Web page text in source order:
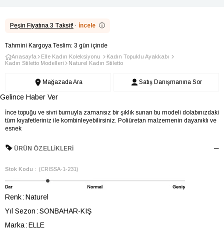
Peşin Fiyatına 3 Taksit! · İncele ⓘ
Tahmini Kargoya Teslim: 3 gün içinde
Anasayfa Elle Kadın Koleksiyonu
Kadın Topuklu Ayakkabı
Kadın Stiletto Modelleri
Naturel Kadın Stiletto
Mağazada Ara Satış Danışmanına Sor
Gelince Haber Ver
İnce topuğu ve sivri burnuyla zamansız bir şıklık sunan bu modeli dolabınızdaki
tüm kıyafetleriniz ile kombinleyebilirsiniz. Poliüretan malzemenin dayanıklı ve
esnek
ÜRÜN ÖZELLIKLERI
Stok Kodu (CRISSA-1-231)
Renk Naturel
Yıl Sezon SONBAHAR-KIŞ
Marka ELLE